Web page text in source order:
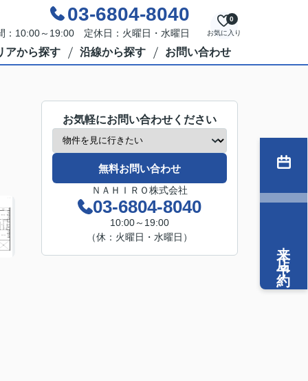
03-6804-8040
：10:00～19:00 定休日：火曜日・水曜日 お気に入り
0
アから探す 沿線から探す お問い合わせ
お気軽にお問い合わせください
無料お問い合わせ
ＮＡＨＩＲＯ株式会社
03-6804-8040
10:00～19:00
（休：火曜日・水曜日）
来店予約